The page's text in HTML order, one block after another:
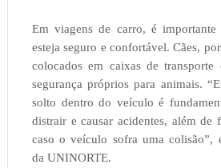
Em viagens de carro, é importante
esteja seguro e confortável. Cães,
colocados em caixas de
segurança próprios para animais.
solto dentro do veículo é
distrair e causar acidentes, além de
caso o veículo sofra uma colisão”,
da UNINORTE.